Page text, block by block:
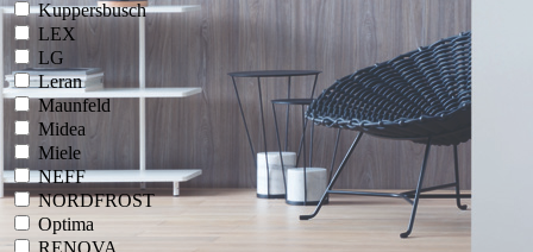
Kuppersbusch
LEX
LG
Leran
Maunfeld
Midea
Miele
NEFF
NORDFROST
Optima
RENOVA